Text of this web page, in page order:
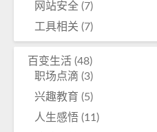
网站安全 (7)
工具相关 (7)
百变生活 (48)
职场点滴 (3)
兴趣教育 (5)
人生感悟 (11)